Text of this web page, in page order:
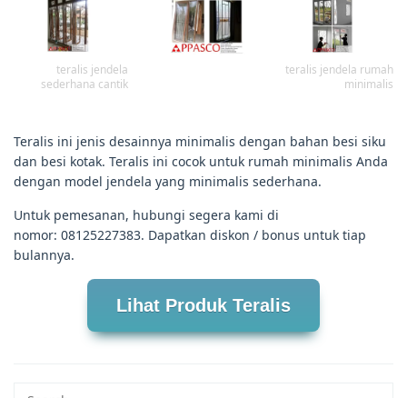
teralis jendela
sederhana cantik
teralis jendela rumah
minimalis
Teralis ini jenis desainnya minimalis dengan bahan besi siku
dan besi kotak. Teralis ini cocok untuk rumah minimalis Anda
dengan model jendela yang minimalis sederhana.
Untuk pemesanan, hubungi segera kami di
nomor: 08125227383. Dapatkan diskon / bonus untuk tiap
bulannya.
Lihat Produk Teralis